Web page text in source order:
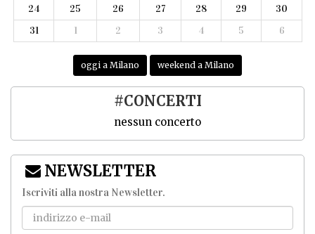
24
25 26 27 28 29
30
31
1 2 3 4 5 6
oggi a Milano weekend a Milano
#CONCERTI
nessun concerto
NEWSLETTER
Iscriviti alla nostra Newsletter.